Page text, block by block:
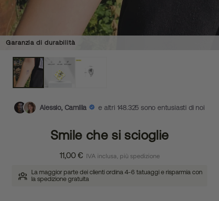
Garanzia di durabilità
Alessio, Camilla e altri 148.325 sono entusiasti di noi
Smile che si scioglie
11,00 € IVA inclusa, più spedizione
La maggior parte dei clienti ordina 4-6 tatuaggi e risparmia con
la spedizione gratuita